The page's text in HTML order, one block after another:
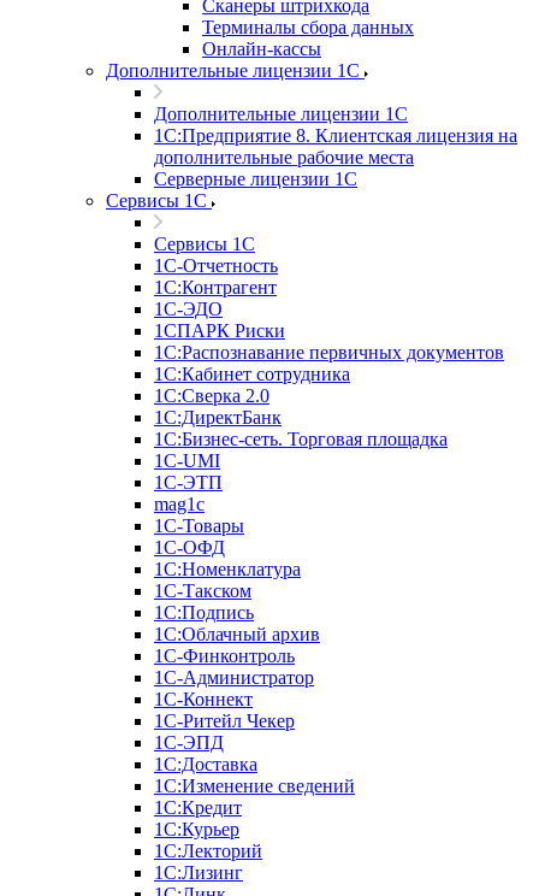
Сканеры штрихкода
Терминалы сбора данных
Онлайн-кассы
Дополнительные лицензии 1С
Дополнительные лицензии 1С
1С:Предприятие 8. Клиентская лицензия на
дополнительные рабочие места
Серверные лицензии 1С
Сервисы 1С
Сервисы 1С
1С-Отчетность
1С:Контрагент
1С-ЭДО
1СПАРК Риски
1С:Распознавание первичных документов
1С:Кабинет сотрудника
1С:Сверка 2.0
1С:ДиректБанк
1С:Бизнес-сеть. Торговая площадка
1С-UMI
1С-ЭТП
mag1c
1С-Товары
1С-ОФД
1С:Номенклатура
1С-Такском
1С:Подпись
1С:Облачный архив
1С-Финконтроль
1С-Администратор
1С-Коннект
1С-Ритейл Чекер
1С-ЭПД
1С:Доставка
1С:Изменение сведений
1С:Кредит
1С:Курьер
1С:Лекторий
1С:Лизинг